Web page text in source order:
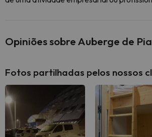
Opiniões sobre Auberge de
Fotos partilhadas pelos nossos